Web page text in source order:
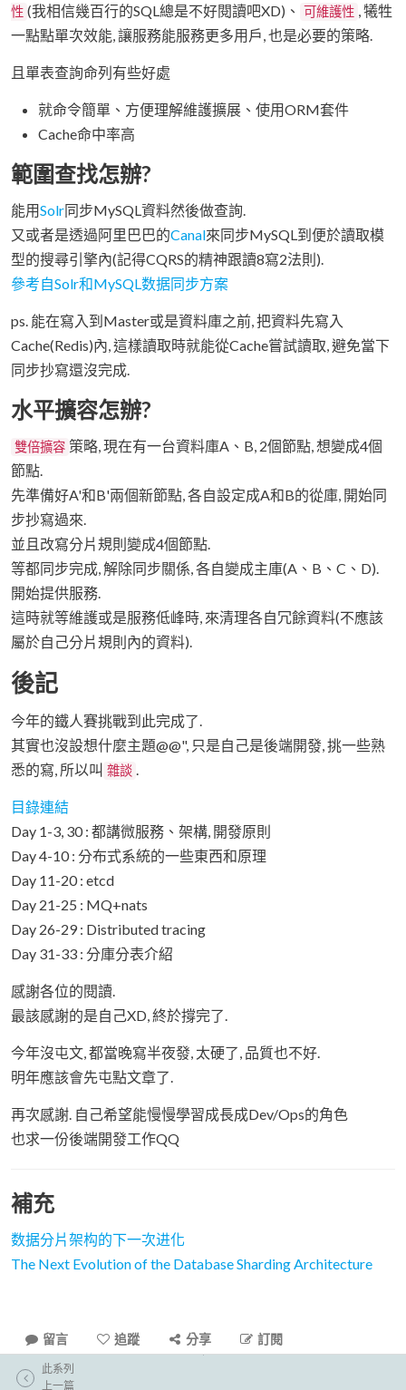
性 (我相信幾百行的SQL總是不好閱讀吧XD)、 可維護性 , 犧牲
一點點單次效能, 讓服務能服務更多用戶, 也是必要的策略.
且單表查詢命列有些好處
就命令簡單、方便理解維護擴展、使用ORM套件
Cache命中率高
範圍查找怎辦?
能用Solr同步MySQL資料然後做查詢.
又或者是透過阿里巴巴的Canal來同步MySQL到便於讀取模
型的搜尋引擎內(記得CQRS的精神跟讀8寫2法則).
參考自Solr和MySQL数据同步方案
ps. 能在寫入到Master或是資料庫之前, 把資料先寫入
Cache(Redis)內, 這樣讀取時就能從Cache嘗試讀取, 避免當下
同步抄寫還沒完成.
水平擴容怎辦?
雙倍擴容 策略, 現在有一台資料庫A、B, 2個節點, 想變成4個
節點.
先準備好A'和B'兩個新節點, 各自設定成A和B的從庫, 開始同
步抄寫過來.
並且改寫分片規則變成4個節點.
等都同步完成, 解除同步關係, 各自變成主庫(A、B、C、D).
開始提供服務.
這時就等維護或是服務低峰時, 來清理各自冗餘資料(不應該
屬於自己分片規則內的資料).
後記
今年的鐵人賽挑戰到此完成了.
其實也沒設想什麼主題@@", 只是自己是後端開發, 挑一些熟
悉的寫, 所以叫 雜談 .
目錄連結
Day 1-3, 30 : 都講微服務、架構, 開發原則
Day 4-10 : 分布式系統的一些東西和原理
Day 11-20 : etcd
Day 21-25 : MQ+nats
Day 26-29 : Distributed tracing
Day 31-33 : 分庫分表介紹
感謝各位的閱讀.
最該感謝的是自己XD, 終於撐完了.
今年沒屯文, 都當晚寫半夜發, 太硬了, 品質也不好.
明年應該會先屯點文章了.
再次感謝. 自己希望能慢慢學習成長成Dev/Ops的角色
也求一份後端開發工作QQ
補充
数据分片架构的下一次进化
The Next Evolution of the Database Sharding Architecture
留言 追蹤 分享 訂閱
此系列
上一篇